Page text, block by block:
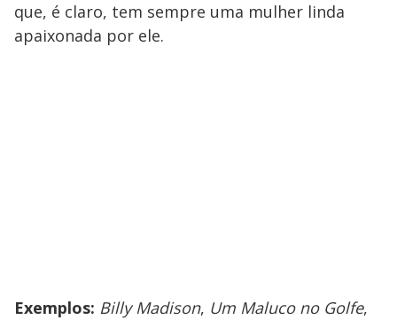
que, é claro, tem sempre uma mulher linda
apaixonada por ele.
Exemplos: Billy Madison, Um Maluco no Golfe,